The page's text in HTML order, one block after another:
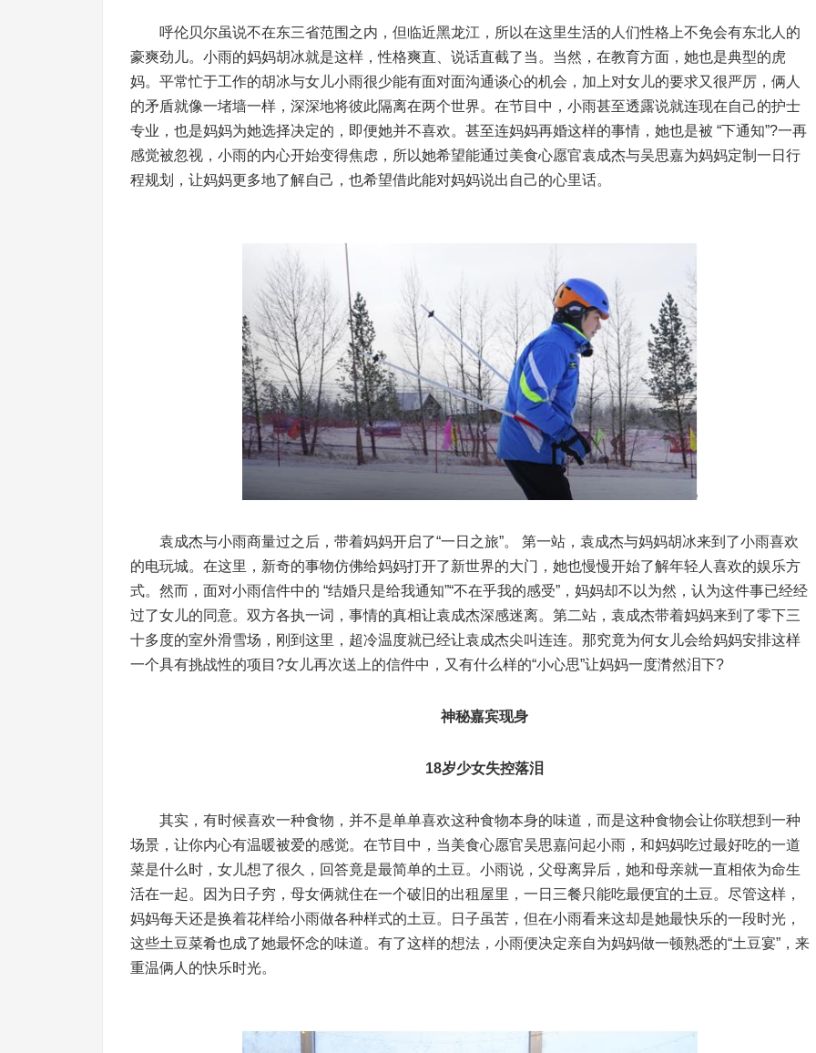
呼伦贝尔虽说不在东三省范围之内，但临近黑龙江，所以在这里生活的人们性格上不免会有东北人的
豪爽劲儿。小雨的妈妈胡冰就是这样，性格爽直、说话直截了当。当然，在教育方面，她也是典型的虎
妈。平常忙于工作的胡冰与女儿小雨很少能有面对面沟通谈心的机会，加上对女儿的要求又很严厉，俩人
的矛盾就像一堵墙一样，深深地将彼此隔离在两个世界。在节目中，小雨甚至透露说就连现在自己的护士
专业，也是妈妈为她选择决定的，即便她并不喜欢。甚至连妈妈再婚这样的事情，她也是被 “下通知”?一再
感觉被忽视，小雨的内心开始变得焦虑，所以她希望能通过美食心愿官袁成杰与吴思嘉为妈妈定制一日行
程规划，让妈妈更多地了解自己，也希望借此能对妈妈说出自己的心里话。
袁成杰与小雨商量过之后，带着妈妈开启了“一日之旅”。 第一站，袁成杰与妈妈胡冰来到了小雨喜欢
的电玩城。在这里，新奇的事物仿佛给妈妈打开了新世界的大门，她也慢慢开始了解年轻人喜欢的娱乐方
式。然而，面对小雨信件中的 “结婚只是给我通知”“不在乎我的感受”，妈妈却不以为然，认为这件事已经经
过了女儿的同意。双方各执一词，事情的真相让袁成杰深感迷离。第二站，袁成杰带着妈妈来到了零下三
十多度的室外滑雪场，刚到这里，超冷温度就已经让袁成杰尖叫连连。那究竟为何女儿会给妈妈安排这样
一个具有挑战性的项目?女儿再次送上的信件中，又有什么样的“小心思”让妈妈一度潸然泪下?
神秘嘉宾现身
18岁少女失控落泪
其实，有时候喜欢一种食物，并不是单单喜欢这种食物本身的味道，而是这种食物会让你联想到一种
场景，让你内心有温暖被爱的感觉。在节目中，当美食心愿官吴思嘉问起小雨，和妈妈吃过最好吃的一道
菜是什么时，女儿想了很久，回答竟是最简单的土豆。小雨说，父母离异后，她和母亲就一直相依为命生
活在一起。因为日子穷，母女俩就住在一个破旧的出租屋里，一日三餐只能吃最便宜的土豆。尽管这样，
妈妈每天还是换着花样给小雨做各种样式的土豆。日子虽苦，但在小雨看来这却是她最快乐的一段时光，
这些土豆菜肴也成了她最怀念的味道。有了这样的想法，小雨便决定亲自为妈妈做一顿熟悉的“土豆宴”，来
重温俩人的快乐时光。